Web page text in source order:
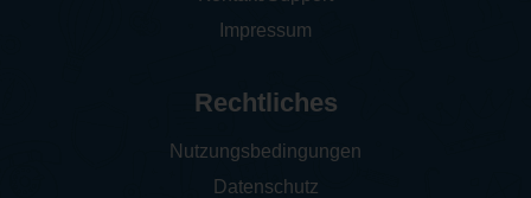
Impressum
Rechtliches
Nutzungsbedingungen
Datenschutz